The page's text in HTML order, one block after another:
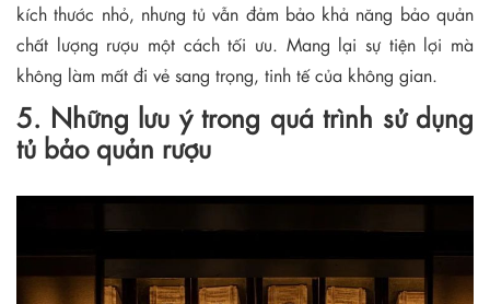
kích thước nhỏ, nhưng tủ vẫn đảm bảo khả năng bảo quản
chất lượng rượu một cách tối ưu. Mang lại sự tiện lợi mà
không làm mất đi vẻ sang trọng, tinh tế của không gian.
5. Những lưu ý trong quá trình sử dụng
tủ bảo quản rượu